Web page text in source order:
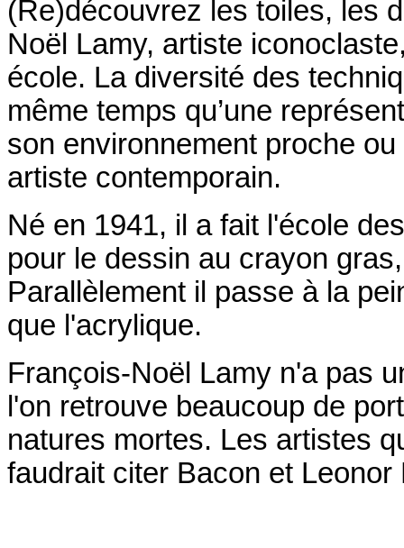
(Re)découvrez les toiles, les
Noël Lamy, artiste
école. La diversité des
même temps qu’une
son environnement proche
artiste contemporain.
Né en 1941, il a fait l'école
pour le dessin au crayon
Parallèlement il passe à la
que l'acrylique.
François-Noël Lamy n'a pas
l'on retrouve beaucoup de
natures mortes. Les artistes
faudrait citer Bacon et Leonor